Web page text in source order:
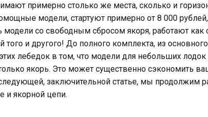
примерно столько же места, сколько и
модели, стартуют примерно от 8 000
модели со свободным сбросом якоря, работают
того и другого! До полного комплекта, из
лебедок в том, что модели для небольших
якорь. Это может существенно сэкономить
заключительной статье, мы продолжим
и якорной цепи.